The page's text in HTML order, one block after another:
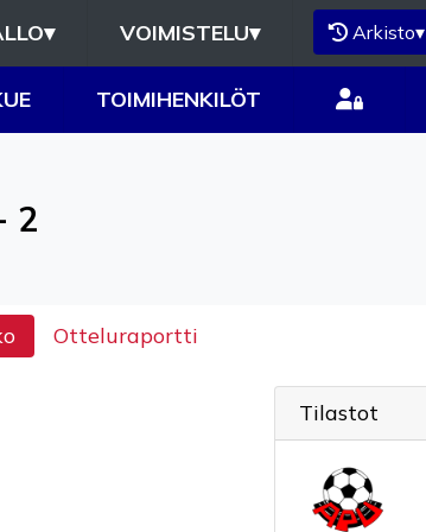
▾ VOIMISTELU▾ Arkisto▾
TOIMIHENKILÖT
2
Otteluraportti
Tilastot